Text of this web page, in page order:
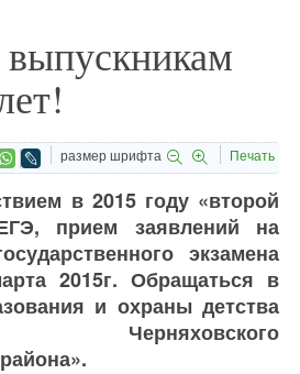
размер шрифта Печать
в 2015 году «второй
прием заявлений на
экзамена
2015г. Обращаться в
и охраны детства
Черняховского